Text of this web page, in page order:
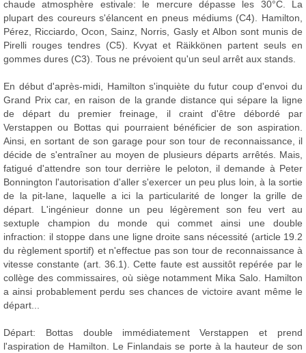
chaude atmosphère estivale: le mercure dépasse les 30°C. La
plupart des coureurs s'élancent en pneus médiums (C4). Hamilton,
Pérez, Ricciardo, Ocon, Sainz, Norris, Gasly et Albon sont munis de
Pirelli rouges tendres (C5). Kvyat et Räikkönen partent seuls en
gommes dures (C3). Tous ne prévoient qu'un seul arrêt aux stands.
En début d'après-midi, Hamilton s'inquiète du futur coup d'envoi du
Grand Prix car, en raison de la grande distance qui sépare la ligne
de départ du premier freinage, il craint d'être débordé par
Verstappen ou Bottas qui pourraient bénéficier de son aspiration.
Ainsi, en sortant de son garage pour son tour de reconnaissance, il
décide de s'entraîner au moyen de plusieurs départs arrêtés. Mais,
fatigué d'attendre son tour derrière le peloton, il demande à Peter
Bonnington l'autorisation d'aller s'exercer un peu plus loin, à la sortie
de la pit-lane, laquelle a ici la particularité de longer la grille de
départ. L'ingénieur donne un peu légèrement son feu vert au
sextuple champion du monde qui commet ainsi une double
infraction: il stoppe dans une ligne droite sans nécessité (article 19.2
du règlement sportif) et n'effectue pas son tour de reconnaissance à
vitesse constante (art. 36.1). Cette faute est aussitôt repérée par le
collège des commissaires, où siège notamment Mika Salo. Hamilton
a ainsi probablement perdu ses chances de victoire avant même le
départ...
Départ: Bottas double immédiatement Verstappen et prend
l'aspiration de Hamilton. Le Finlandais se porte à la hauteur de son